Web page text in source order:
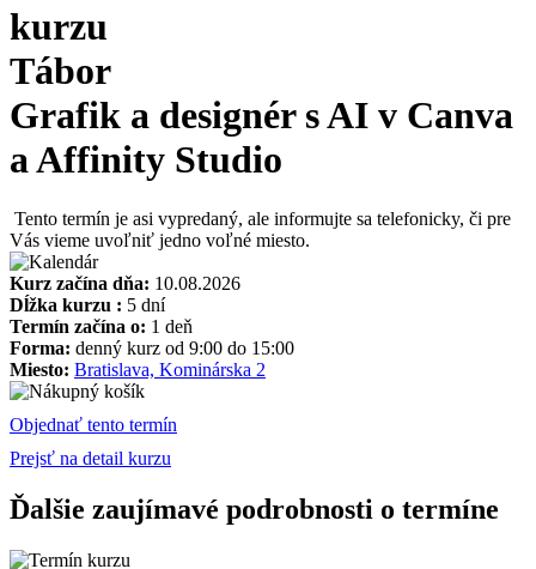
kurzu
Tábor
Grafik a designér s AI v Canva
a Affinity Studio
Tento termín je asi vypredaný, ale informujte sa telefonicky, či pre
Vás vieme uvoľniť jedno voľné miesto.
Kurz začína dňa: 10.08.2026
Dĺžka kurzu : 5 dní
Termín začína o: 1 deň
Forma: denný kurz od 9:00 do 15:00
Miesto: Bratislava, Kominárska 2
Objednať tento termín
Prejsť na detail kurzu
Ďalšie zaujímavé podrobnosti o termíne